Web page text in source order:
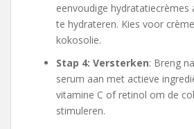
eenvoudige hydratatiecrèmes
te hydrateren. Kies voor
kokosolie.
Stap 4: Versterken: Breng
serum aan met actieve
vitamine C of retinol om de
stimuleren.